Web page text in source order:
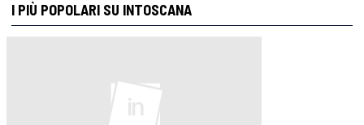
I PIÙ POPOLARI SU INTOSCANA